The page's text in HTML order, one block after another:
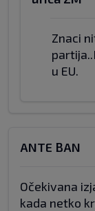
Znaci
u EU.
ANTE BAN
Očekivana
kada netko